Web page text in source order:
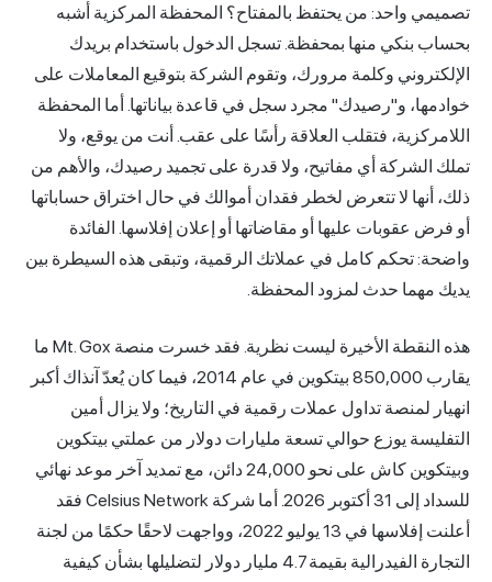
تصميمي واحد: من يحتفظ بالمفتاح؟ المحفظة المركزية أشبه
بحساب بنكي منها بمحفظة. تسجل الدخول باستخدام بريدك
الإلكتروني وكلمة مرورك، وتقوم الشركة بتوقيع المعاملات على
خوادمها، و"رصيدك" مجرد سجل في قاعدة بياناتها. أما المحفظة
اللامركزية، فتقلب العلاقة رأسًا على عقب. أنت من يوقع، ولا
تملك الشركة أي مفاتيح، ولا قدرة على تجميد رصيدك، والأهم من
ذلك، أنها لا تتعرض لخطر فقدان أموالك في حال اختراق حساباتها
أو فرض عقوبات عليها أو مقاضاتها أو إعلان إفلاسها. الفائدة
واضحة: تحكم كامل في عملاتك الرقمية، وتبقى هذه السيطرة بين
يديك مهما حدث لمزود المحفظة.
هذه النقطة الأخيرة ليست نظرية. فقد خسرت منصة Mt. Gox ما
يقارب 850,000 بيتكوين في عام 2014، فيما كان يُعدّ آنذاك أكبر
انهيار لمنصة تداول عملات رقمية في التاريخ؛ ولا يزال أمين
التفليسة يوزع حوالي تسعة مليارات دولار من عملتي بيتكوين
وبيتكوين كاش على نحو 24,000 دائن، مع تمديد آخر موعد نهائي
للسداد إلى 31 أكتوبر 2026. أما شركة Celsius Network فقد
أعلنت إفلاسها في 13 يوليو 2022، وواجهت لاحقًا حكمًا من لجنة
التجارة الفيدرالية بقيمة 4.7 مليار دولار لتضليلها بشأن كيفية